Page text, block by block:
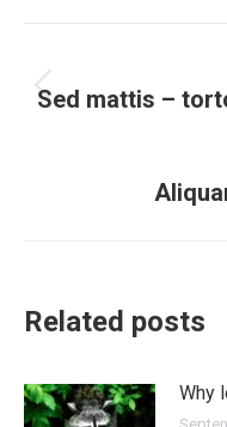
navigation
Sed mattis –
Related posts
Why